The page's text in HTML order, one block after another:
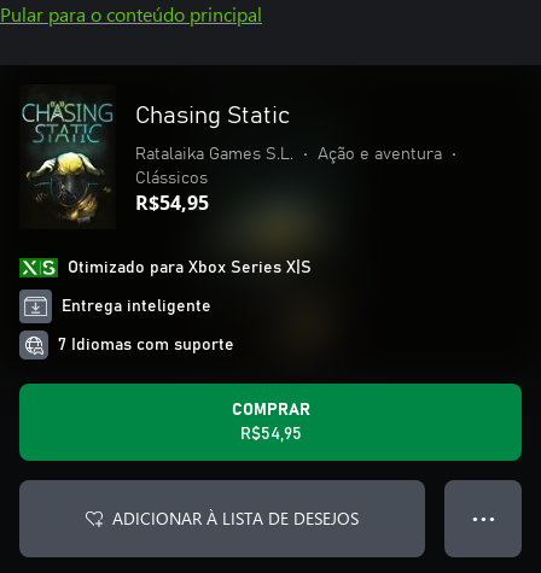
Pular para o conteúdo principal
Chasing Static
Ratalaika Games S.L. • Ação e aventura
•
Clássicos
R$54,95
Otimizado para Xbox Series X|S
Entrega inteligente
7 Idiomas com suporte
COMPRAR
R$54,95
ADICIONAR À LISTA DE DESEJOS ● ● ●